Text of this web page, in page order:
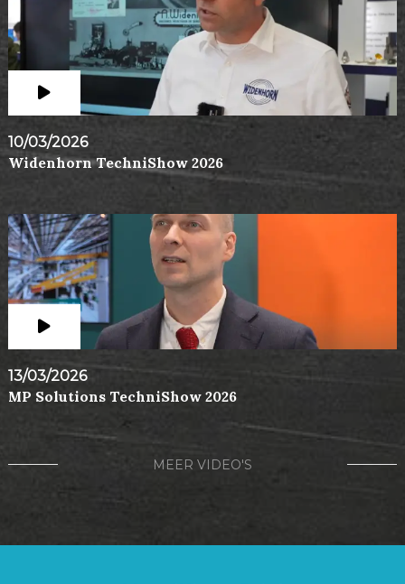
10/03/2026
Widenhorn TechniShow 2026
13/03/2026
MP Solutions TechniShow 2026
MEER VIDEO'S